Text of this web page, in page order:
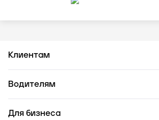
Клиентам
Водителям
Для бизнеса